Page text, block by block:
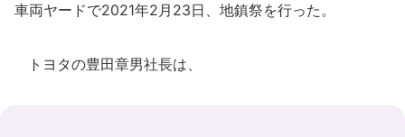
車両ヤードで2021年2月23日、地鎮祭を行った。
トヨタの豊田章男社長は、